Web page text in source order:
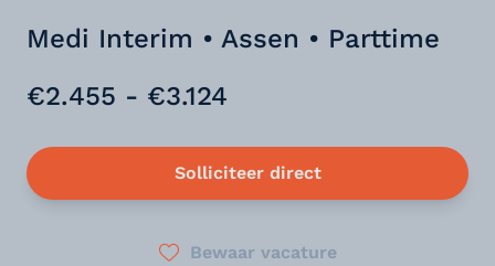
Medi Interim • Assen • Parttime
€2.455 - €3.124
Solliciteer direct
Bewaar vacature